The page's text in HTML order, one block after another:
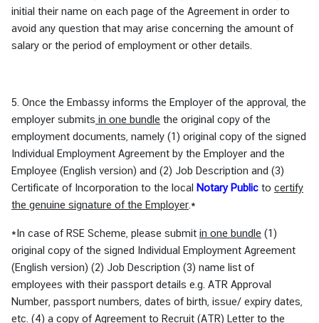
initial their name on each page of the Agreement in order to
avoid any question that may arise concerning the amount of
salary or the period of employment or other details.
5. Once the Embassy informs the Employer of the approval, the
employer submits in one bundle the original copy of the
employment documents, namely (1) original copy of the signed
Individual Employment Agreement by the Employer and the
Employee (English version) and (2) Job Description and (3)
Certificate of Incorporation to the local Notary Public to certify
the genuine signature of the Employer .*
*In case of RSE Scheme, please submit in one bundle (1)
original copy of the signed Individual Employment Agreement
(English version) (2) Job Description (3) name list of
employees with their passport details e.g. ATR Approval
Number, passport numbers, dates of birth, issue/ expiry dates,
etc. (4) a copy of Agreement to Recruit (ATR) Letter to the